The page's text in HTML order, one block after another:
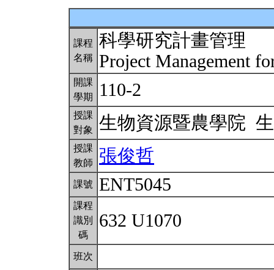
課程
名稱
科學研究計畫管理
Project Management
開課
學期
110-2
授課
對象
生物資源暨農學院
授課
教師
張俊哲
課號 ENT5045
課程
識別
碼
632 U1070
班次